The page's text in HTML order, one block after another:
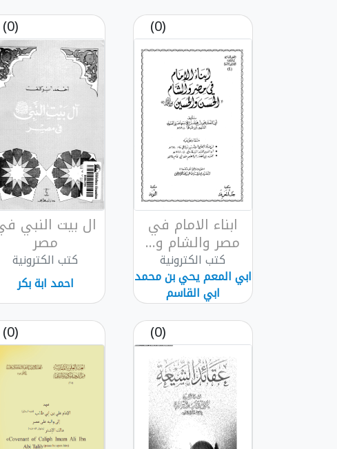
(0)
ابناء الامام في
مصر والشام و...
كتب الكترونية
ابي المعم يحي بن محمد
ابي القاسم
(0)
ال بيت النبي
مصر
كتب الكترونية
احمد ابة بكر
(0)
(0)